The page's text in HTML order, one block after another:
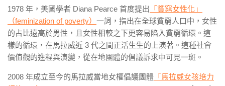
1978 年，美國學者 Diana Pearce 首度提出 「貧窮女性化」
（feminization of poverty） 一詞，指出在全球貧窮人口中，女性
的占比遠高於男性，且女性相較之下更容易陷入貧窮循環。這
樣的循環，在馬拉威近 3 代之間正活生生的上演著。這種社會
價值觀的進程與演變，從在地團體的倡議訴求中可見一斑。
2008 年成立至今的馬拉威當地女權倡議團體 「馬拉威女孩培力